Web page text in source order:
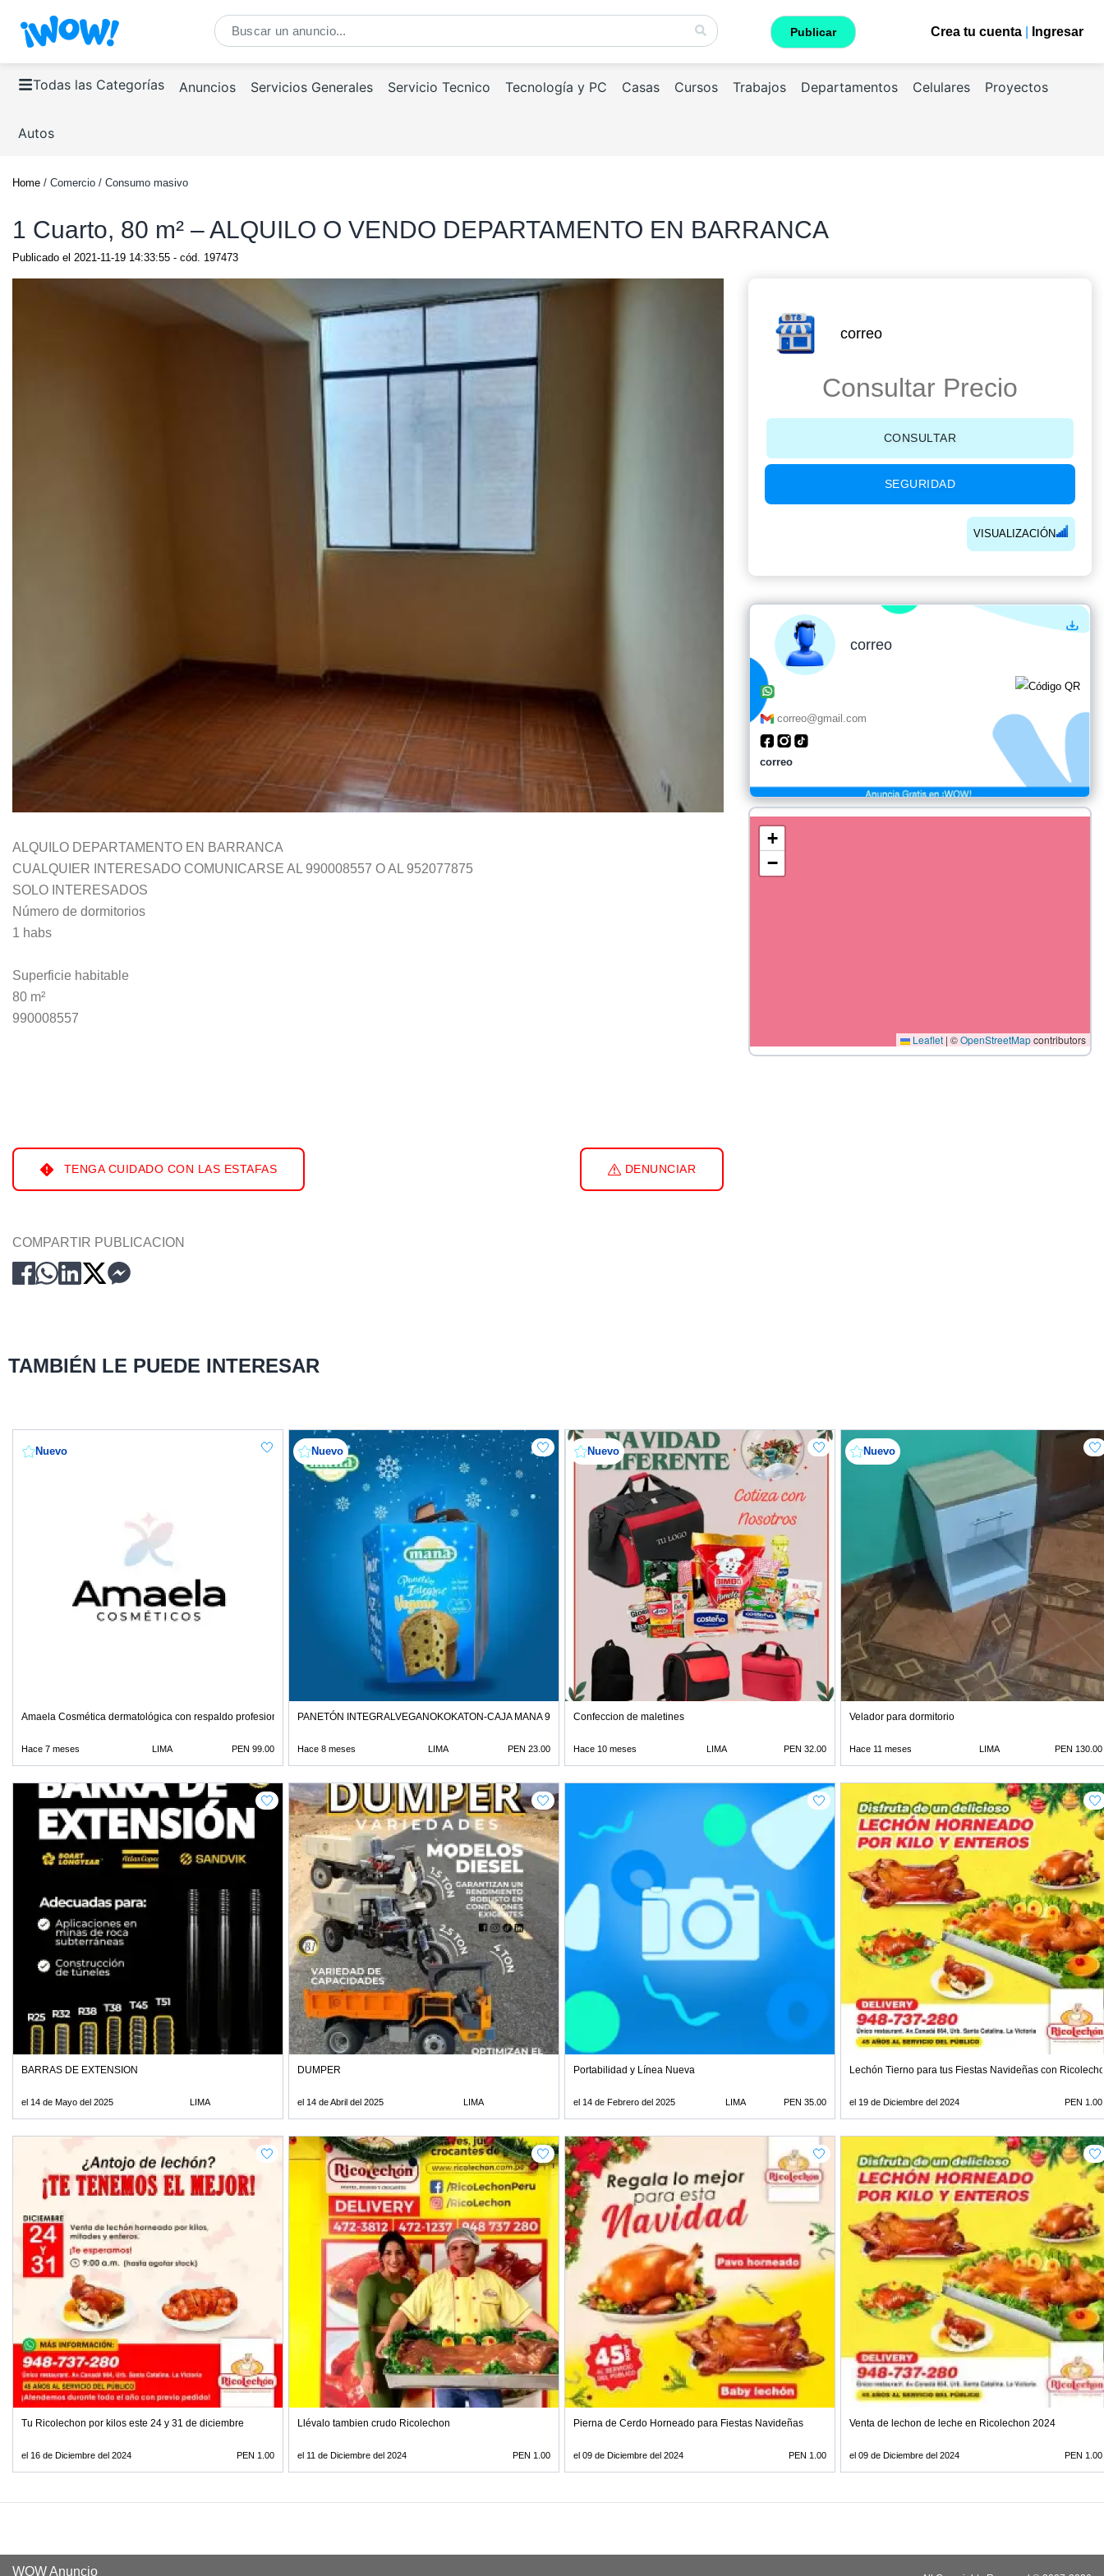
Publicar Crea tu cuenta| Ingresar
Todas las Categorías Anuncios Servicios Generales Servicio Tecnico Tecnología y PC Casas Cursos Trabajos Departamentos Celulares Proyectos
Autos
Home / Comercio / Consumo masivo
1 Cuarto, 80 m² – ALQUILO O VENDO DEPARTAMENTO EN BARRANCA
Publicado el 2021-11-19 14:33:55 - cód. 197473
ALQUILO DEPARTAMENTO EN BARRANCA
CUALQUIER INTERESADO COMUNICARSE AL 990008557 O AL 952077875
SOLO INTERESADOS
Número de dormitorios
1 habs
Superficie habitable
80 m²
990008557
TENGA CUIDADO CON LAS ESTAFAS DENUNCIAR
COMPARTIR PUBLICACION
correo
Consultar Precio
CONSULTAR
SEGURIDAD
VISUALIZACIÓN
correo
correo@gmail.com
correo
+
−
Leaflet | ©OpenStreetMapcontributors
TAMBIÉN LE PUEDE INTERESAR
Nuevo
Amaela Cosmética dermatológica con respaldo profesional
Hace 7 meses LIMA PEN 99.00
Nuevo
PANETÓN INTEGRALVEGANOKOKATON-CAJA MANA 900G 931214616
Hace 8 meses LIMA PEN 23.00
Nuevo
Confeccion de maletines
Hace 10 meses LIMA PEN 32.00
Nuevo
Velador para dormitorio
Hace 11 meses LIMA PEN 130.00
BARRAS DE EXTENSION
el 14 de Mayo del 2025 LIMA
DUMPER
el 14 de Abril del 2025 LIMA
Portabilidad y Línea Nueva
el 14 de Febrero del 2025 LIMA PEN 35.00
Lechón Tierno para tus Fiestas Navideñas con
el 19 de Diciembre del 2024 PEN 1.00
Tu Ricolechon por kilos este 24 y 31 de diciembre
el 16 de Diciembre del 2024 PEN 1.00
Llévalo tambien crudo Ricolechon
el 11 de Diciembre del 2024 PEN 1.00
Pierna de Cerdo Horneado para Fiestas Navideñas
el 09 de Diciembre del 2024 PEN 1.00
Venta de lechon de leche en Ricolechon 2024
el 09 de Diciembre del 2024 PEN 1.00
WOW Anuncio